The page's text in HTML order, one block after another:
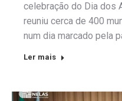
celebração do Dia dos
reuniu cerca de 400
num dia marcado pela
Ler mais